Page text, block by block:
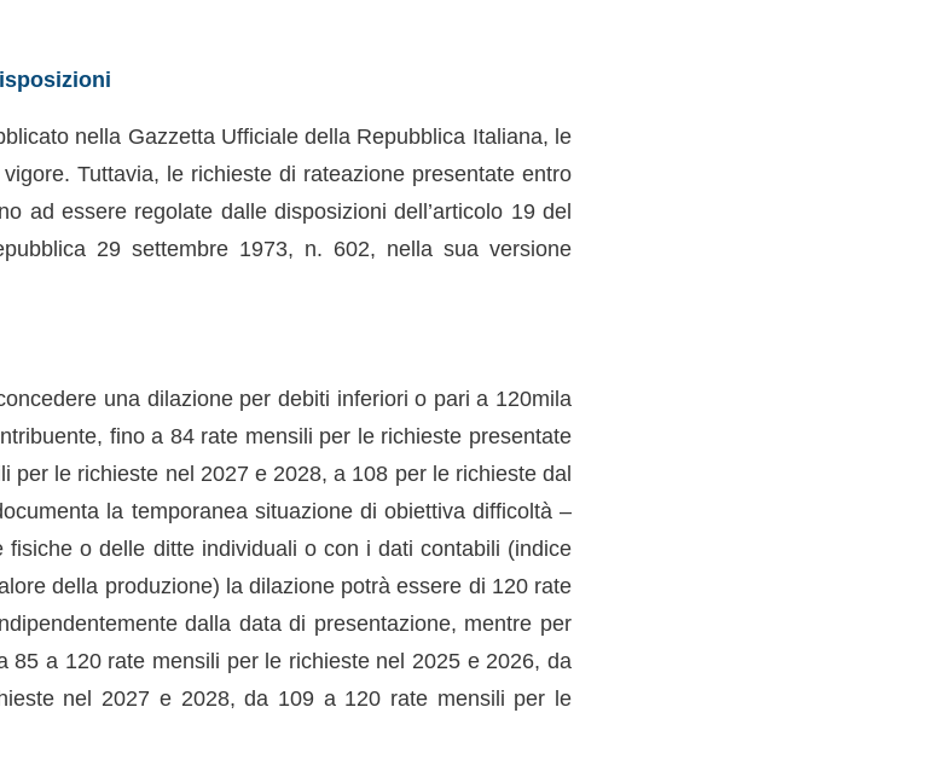
nella Gazzetta Ufficiale della Repubblica Italiana, le
Tuttavia, le richieste di rateazione presentate entro
ad essere regolate dalle disposizioni dell’articolo 19 del
29 settembre 1973, n. 602, nella sua versione
una dilazione per debiti inferiori o pari a 120mila
fino a 84 rate mensili per le richieste presentate
per le richieste nel 2027 e 2028, a 108 per le richieste dal
la temporanea situazione di obiettiva difficoltà –
fisiche o delle ditte individuali o con i dati contabili (indice
della produzione) la dilazione potrà essere di 120 rate
dalla data di presentazione, mentre per
85 a 120 rate mensili per le richieste nel 2025 e 2026, da
nel 2027 e 2028, da 109 a 120 rate mensili per le